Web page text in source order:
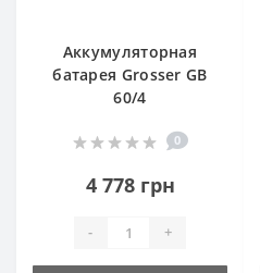
Аккумуляторная
батарея Grosser GB
60/4
0
4 778 грн
- +